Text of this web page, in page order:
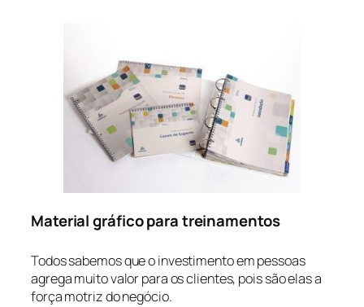
Material gráfico para treinamentos
Todos sabemos que o investimento em pessoas
agrega muito valor para os clientes, pois são elas a
força motriz do negócio.